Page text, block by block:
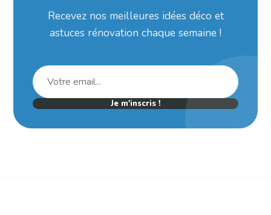
Recevez nos meilleures idées déco et
astuces rénovation chaque semaine !
Je m'inscris !